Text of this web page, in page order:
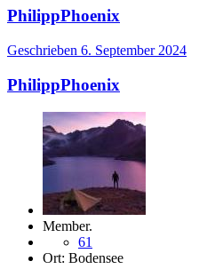
PhilippPhoenix
Geschrieben 6. September 2024
PhilippPhoenix
Member.
61
Ort: Bodensee